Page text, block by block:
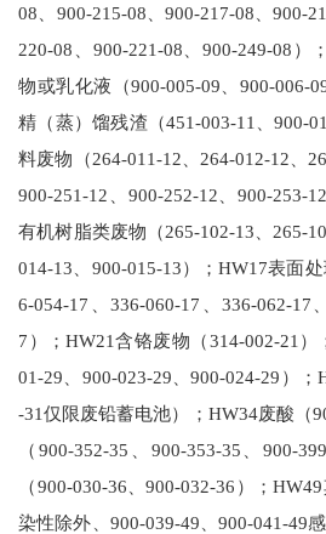
08、900-215-08、900-217-08、900-
220-08、900-221-08、900-249-08）
物或乳化液（900-005-09、900-006-
精（蒸）馏残渣（451-003-11、900-
料废物（264-011-12、264-012-12、
900-251-12、900-252-12、900-253-
有机树脂类废物（265-102-13、265-
014-13、900-015-13）；HW17表面
6-054-17、336-060-17、336-062-17
7）；HW21含铬废物（314-002-21）
01-29、900-023-29、900-024-29）
-31仅限废铅蓄电池）；HW34废酸（
（900-352-35、900-353-35、900-
（900-030-36、900-032-36）；
染性除外、900-039-49、900-041-49